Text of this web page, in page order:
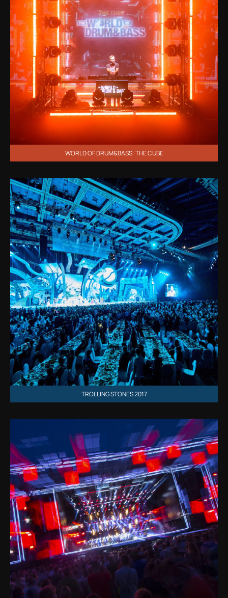
WORLD OF DRUM&BASS: THE CUBE
TROLLING STONES 2017